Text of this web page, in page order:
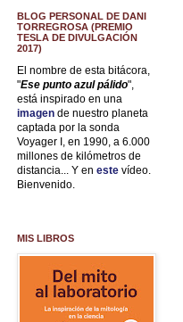
BLOG PERSONAL DE DANI
TORREGROSA (PREMIO
TESLA DE DIVULGACIÓN
2017)
El nombre de esta bitácora,
"Ese punto azul pálido",
está inspirado en una
imagen de nuestro planeta
captada por la sonda
Voyager I, en 1990, a 6.000
millones de kilómetros de
distancia... Y en este vídeo.
Bienvenido.
MIS LIBROS